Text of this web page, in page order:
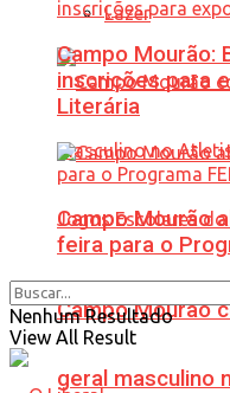
Lazer
Campo Mourão
geral masculino
Campo Mourão:
inscrições para
Literária
Campo Mourão
feira para o
Nenhum Resultado
View All Result